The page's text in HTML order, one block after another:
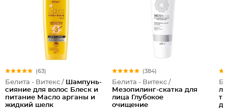
(63)
Белита - Витекс / Шампунь-
сияние для волос Блеск и
питание Масло арганы и
жидкий шелк
(384)
Белита - Витекс /
Мезопилинг-скатка для
лица Глубокое
очищение